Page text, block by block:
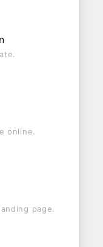
SRL este o
fiscal si are
online.
page.